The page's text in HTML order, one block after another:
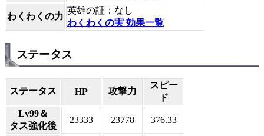
わくわくの力
英雄の証：なし
わくわくの実 効果一覧
ステータス
ステータス HP 攻撃力
スピー
ド
Lv99＆
タス強化後
23333 23778 376.33